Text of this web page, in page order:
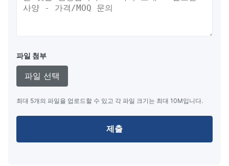
파일 첨부
파일 선택
최대 5개의 파일을 업로드할 수 있고 각 파일 크기는 최대 10M입니다.
제출